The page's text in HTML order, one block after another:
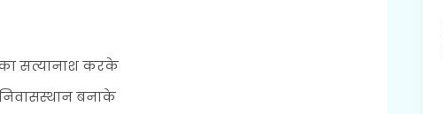
सत्यानाश करके
बनाके